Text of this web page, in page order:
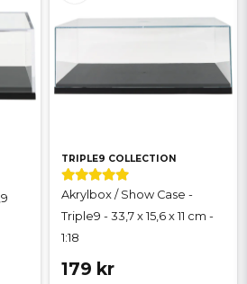
TRIPLE9 COLLECTION
Akrylbox / Show Case -
Triple9 - 33,7 x 15,6 x 11 cm -
1:18
179 kr